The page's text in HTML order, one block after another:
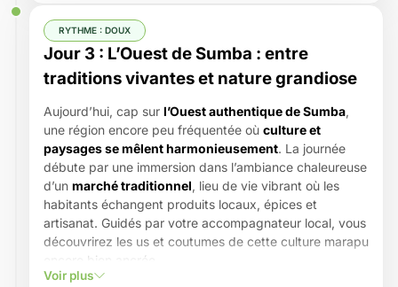
L’après-midi sera dédiée à la découverte du
traditionnel de Ratenggaro, célèbre pour ses hauts
marapu, encore bien vivantes ici. Vous serez plongé
dans un univers unique, où chaque maison, chaque
pierre, chaque rite porte l’empreinte d’une culture
millénaire.
En fin de journée, rendez-vous sur la plage de Pero
sauvage et majestueuse, pour
admirer le soleil se
fondre dans l’océan
, un moment suspendu entre ciel et
mer.
Nuit à Waitabula
.
Jour 3 : L’Ouest de Sumba : entre
traditions vivantes et nature grandiose
RYTHME : DOUX
Aujourd’hui, cap sur l’Ouest authentique de Sumba,
une région encore peu fréquentée où culture et
paysages se mêlent harmonieusement. La journée
débute par une immersion dans l’ambiance chaleureuse
d’un marché traditionnel, lieu de vie vibrant où les
habitants échangent produits locaux, épices et
artisanat. Guidés par votre accompagnateur local, vous
découvrirez les us et coutumes de cette culture marapu
encore bien ancrée.
Vous prendrez ensuite la direction des
Voir plus